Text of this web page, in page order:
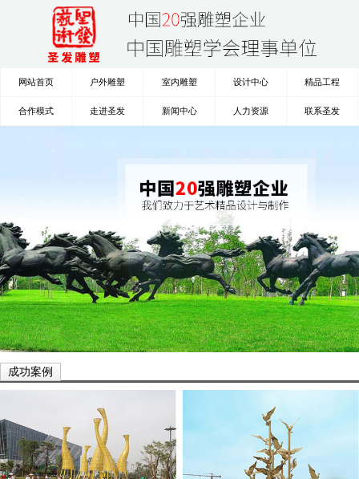
网站首页 户外雕塑 室内雕塑 设计中心 精品工程
合作模式 走进圣发 新闻中心 人力资源 联系圣发
成功案例